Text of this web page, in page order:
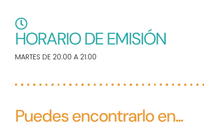
HORARIO DE EMISIÓN
MARTES DE 20:00 A 21:00
Puedes encontrarlo en...